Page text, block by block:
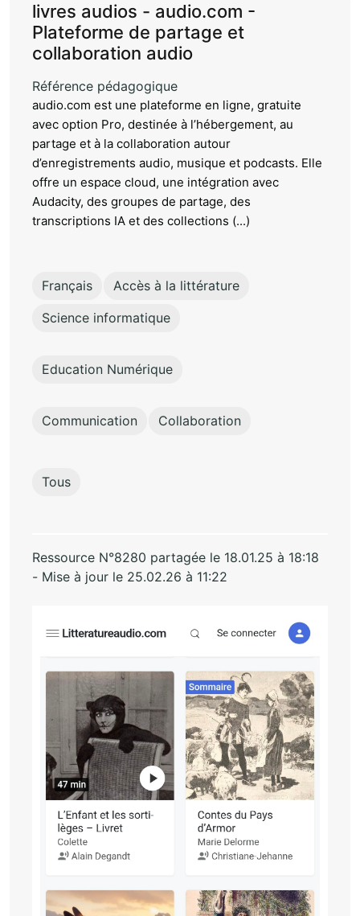
livres audios - audio.com -
Plateforme de partage et
collaboration audio
Référence pédagogique
audio.com est une plateforme en ligne, gratuite
avec option Pro, destinée à l’hébergement, au
partage et à la collaboration autour
d’enregistrements audio, musique et podcasts. Elle
offre un espace cloud, une intégration avec
Audacity, des groupes de partage, des
transcriptions IA et des collections (...)
Français
Accès à la littérature
Science informatique
Education Numérique
Communication Collaboration
Tous
Ressource N°8280 partagée le 18.01.25 à 18:18
- Mise à jour le 25.02.26 à 11:22